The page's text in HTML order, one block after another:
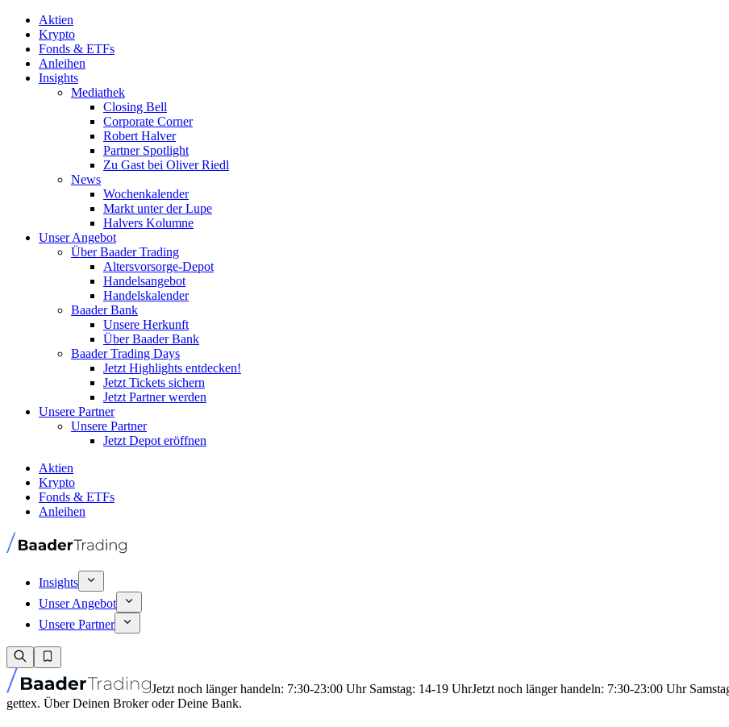
Aktien
Krypto
Fonds & ETFs
Anleihen
Insights
Mediathek
Closing Bell
Corporate Corner
Robert Halver
Partner Spotlight
Zu Gast bei Oliver Riedl
News
Wochenkalender
Markt unter der Lupe
Halvers Kolumne
Unser Angebot
Über Baader Trading
Altersvorsorge-Depot
Handelsangebot
Handelskalender
Baader Bank
Unsere Herkunft
Über Baader Bank
Baader Trading Days
Jetzt Highlights entdecken!
Jetzt Tickets sichern
Jetzt Partner werden
Unsere Partner
Unsere Partner
Jetzt Depot eröffnen
Aktien
Krypto
Fonds & ETFs
Anleihen
Insights
Unser Angebot
Unsere Partner
Jetzt noch länger handeln: 7:30-23:00 Uhr Samstag: 14-19 UhrJetzt noch länger handeln: 7:30-23:00 Uhr
gettex. Über Deinen Broker oder Deine Bank.